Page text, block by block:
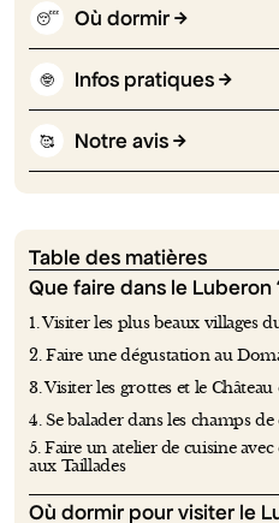
😴 Où dormir
🤓 Infos pratiques
🥰 Notre avis
Table des matières
Que faire dans le Luberon
1. Visiter les plus beaux villages
2. Faire une dégustation au
3. Visiter les grottes et le
4. Se balader dans les champs
5. Faire un atelier de cuisine
aux Taillades
Où dormir pour visiter le